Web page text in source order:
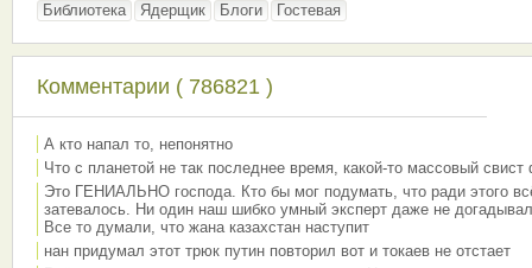
Библиотека
Ядерщик Блоги Гостевая
Комментарии ( 786821 )
А кто напал то, непонятно
Что с планетой не так последнее время, какой-то массовый свист
Это ГЕНИАЛЬНО господа. Кто бы мог подумать, что ради этого
затевалось. Ни один наш шибко умный эксперт даже не
Все то думали, что жана казахстан наступит
нан придумал этот трюк путин повторил вот и токаев не отстает